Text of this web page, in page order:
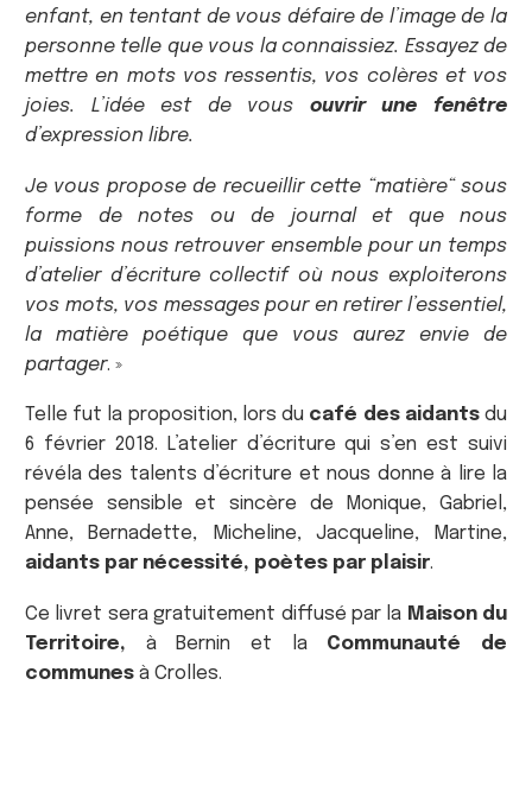
enfant, en tentant de vous défaire de l’image de la
personne telle que vous la connaissiez. Essayez de
mettre en mots vos ressentis, vos colères et vos
joies. L’idée est de vous ouvrir une fenêtre
d’expression libre.
Je vous propose de recueillir cette “matière“ sous
forme de notes ou de journal et que nous
puissions nous retrouver ensemble pour un temps
d’atelier d’écriture collectif où nous exploiterons
vos mots, vos messages pour en retirer l’essentiel,
la matière poétique que vous aurez envie de
partager. »
Telle fut la proposition, lors du café des aidantsdu
6 février 2018. L’atelier d’écriture qui s’en est suivi
révéla des talents d’écriture et nous donne à lire la
pensée sensible et sincère de Monique, Gabriel,
Anne, Bernadette, Micheline, Jacqueline, Martine,
aidants par nécessité, poètes par plaisir.
Ce livret sera gratuitement diffusé par la Maison du
Territoire, à Bernin et la Communauté de
communes à Crolles.